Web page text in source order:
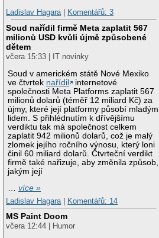
Ladislav Hagara| Komentářů: 3
Soud nařídil firmě Meta zaplatit 567
milionů USD kvůli újmě způsobené
dětem
včera 15:33 | IT novinky
Soud v americkém státě Nové Mexiko
ve čtvrtek nařídil
internetové
společnosti Meta Platforms zaplatit 567
milionů dolarů (téměř 12 miliard Kč) za
újmy, které její platformy působí mladým
lidem. S přihlédnutím k dřívějšímu
verdiktu tak má společnost celkem
zaplatit 942 milionů dolarů, což je malý
zlomek jejího ročního výnosu, který loni
činil 60 miliard dolarů. Čtvrteční verdikt
firmě také nařizuje, aby změnila způsob,
jakým její
…více »
Ladislav Hagara
Komentářů: 14
MS Paint Doom
včera 12:44 | Humor